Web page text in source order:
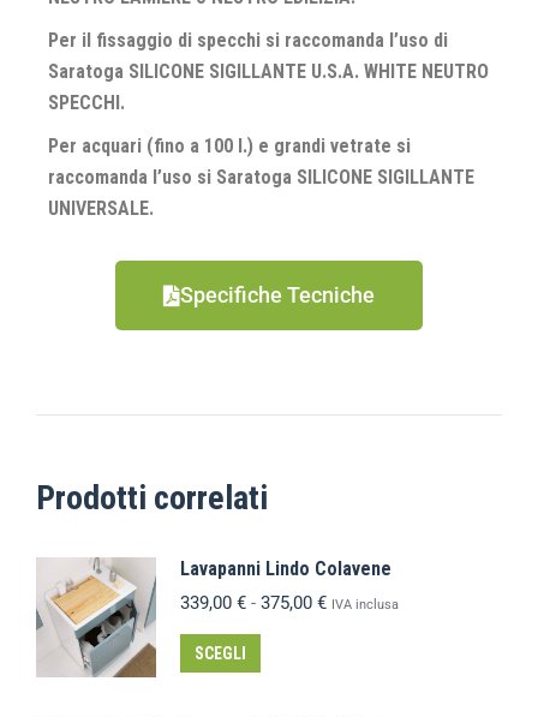
Per il fissaggio di specchi si raccomanda l’uso di
Saratoga SILICONE SIGILLANTE U.S.A. WHITE NEUTRO
SPECCHI.
Per acquari (fino a 100 l.) e grandi vetrate si
raccomanda l’uso si Saratoga SILICONE SIGILLANTE
UNIVERSALE.
Specifiche Tecniche
Prodotti correlati
Lavapanni Lindo Colavene
339,00 € - 375,00 € IVA inclusa
SCEGLI